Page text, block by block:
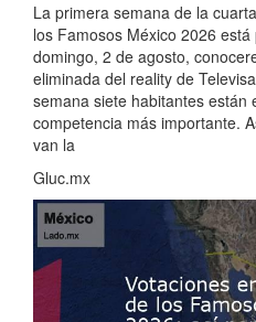
La primera semana de la
los Famosos México 2026
domingo, 2 de agosto,
eliminada del reality de
semana siete habitantes están
competencia más importante.
van la
Gluc.mx